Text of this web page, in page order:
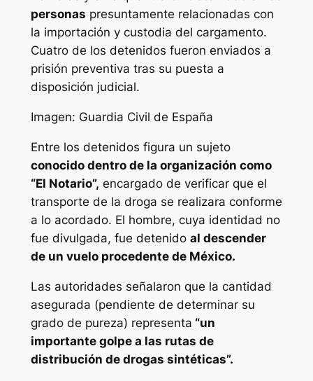
personas presuntamente relacionadas con
la importación y custodia del cargamento.
Cuatro de los detenidos fueron enviados a
prisión preventiva tras su puesta a
disposición judicial.
Imagen: Guardia Civil de España
Entre los detenidos figura un sujeto
conocido dentro de la organización como
“El Notario”, encargado de verificar que el
transporte de la droga se realizara conforme
a lo acordado. El hombre, cuya identidad no
fue divulgada, fue detenido al descender
de un vuelo procedente de México.
Las autoridades señalaron que la cantidad
asegurada (pendiente de determinar su
grado de pureza) representa “un
importante golpe a las rutas de
distribución de drogas sintéticas”.